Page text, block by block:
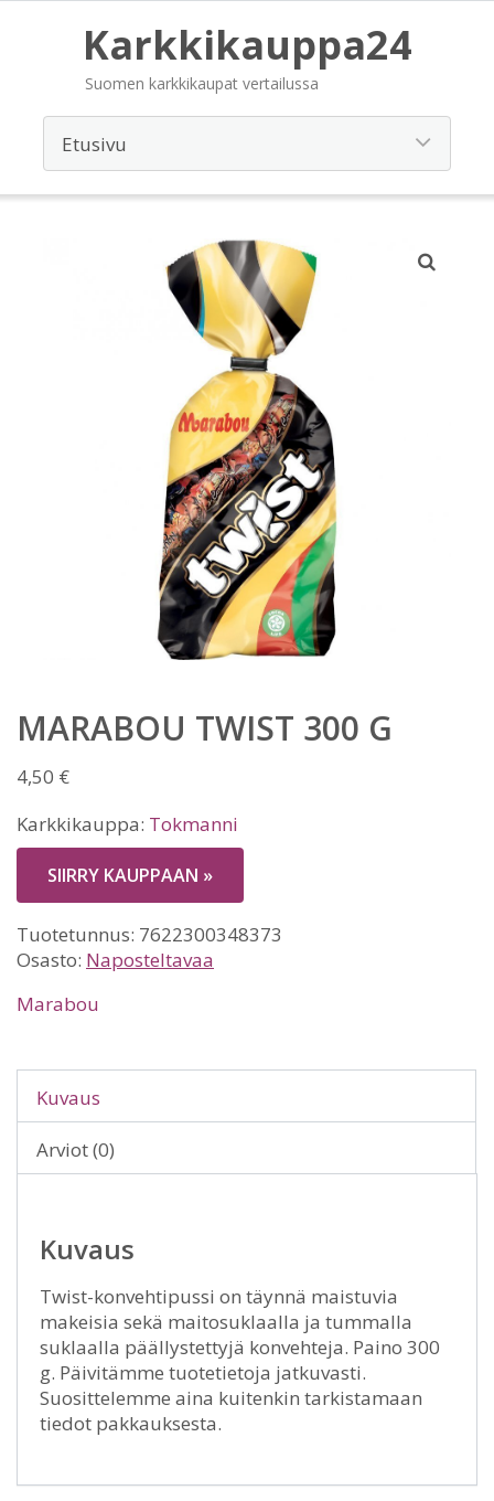
Karkkikauppa24
Suomen karkkikaupat vertailussa
MARABOU TWIST 300 G
4,50 €
Karkkikauppa: Tokmanni
SIIRRY KAUPPAAN »
Tuotetunnus: 7622300348373
Osasto: Naposteltavaa
Marabou
Kuvaus
Arviot (0)
Kuvaus
Twist-konvehtipussi on täynnä maistuvia
makeisia sekä maitosuklaalla ja tummalla
suklaalla päällystettyjä konvehteja. Paino 300
g. Päivitämme tuotetietoja jatkuvasti.
Suosittelemme aina kuitenkin tarkistamaan
tiedot pakkauksesta.